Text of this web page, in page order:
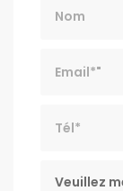
Message